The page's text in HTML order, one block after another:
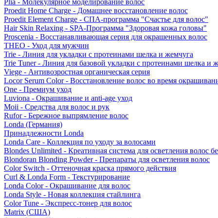
Plia - Молекулярное моделирование волос
Proedit Home Charge - Домашнее восстановление волос
Proedit Element Charge - СПА-программа "Счастье для волос"
Hair Skin Relaxing - SPA-Программа "Здоровая кожа головы"
Proscenia - Восстанавливающая серия для окрашенных волос
THEO - Уход для мужчин
Trie - Линия для укладки с протеинами шелка и жемчуга
Trie Tuner - Линия для базовой укладки с протеинами шелка и
Viege - Антивозростная органическая серия
Locor Serum Color - Восстановление волос во время
One - Премиум уход
Luviona - Окрашивание и anti-age уход
Moii - Средства для волос и рук
Rufor - Бережное выпрямление волос
Londa (Германия)
Принадлежности Londa
Londa Care - Коллекция по уходу за волосами
Blondes Unlimited - Креативная система для осветления волос
Blondoran Blonding Powder - Препараты для осветления волос
Color Switch - Оттеночная краска прямого действия
Curl & Londa Form - Текстурирование
Londa Color - Окрашивание для волос
Londa Style - Новая коллекция стайлинга
Color Tune - Экспресс-тонер для волос
Matrix (США)